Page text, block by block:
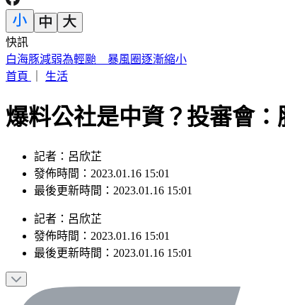
快訊
駐歐外交官爆霸凌、徐佳青狂出國 他轟：政府官員風
首頁
生活
爆料公社是中資？投審會
記者：呂欣芷
發佈時間：2023.01.16 15:01
最後更新時間：2023.01.16 15:01
記者 ： 呂欣芷
發佈時間： 2023.01.16 15:01
最後更新時間： 2023.01.16 15:01